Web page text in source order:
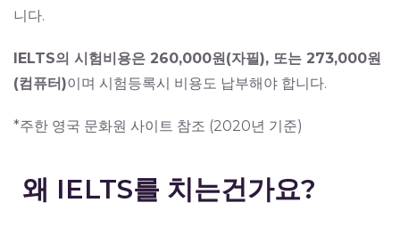
니다.
IELTS의 시험비용은 260,000원(자필), 또는 273,000원
(컴퓨터)이며 시험등록시 비용도 납부해야 합니다.
*주한 영국 문화원 사이트 참조 (2020년 기준)
왜 IELTS를 치는건가요?